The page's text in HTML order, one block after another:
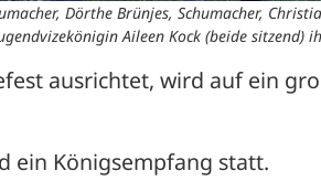
Dörthe Brünjes, Schumacher,
Aileen Kock (beide sitzend)
ausrichtet, wird auf ein
ein Königsempfang statt.